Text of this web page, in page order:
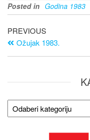
Posted in Godina 1983
PREVIOUS
Ožujak 1983.